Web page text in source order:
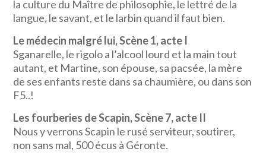
la culture du Maître de philosophie, le lettré de la
langue, le savant, et le larbin quand il faut bien.
Le médecin malgré lui, Scène 1, acte I
Sganarelle, le rigolo a l’alcool lourd et la main tout
autant, et Martine, son épouse, sa pacsée, la mère
de ses enfants reste dans sa chaumière, ou dans son
F5..!
Les fourberies de Scapin, Scène 7, acte II
Nous y verrons Scapin le rusé serviteur, soutirer,
non sans mal, 500 écus à Géronte.